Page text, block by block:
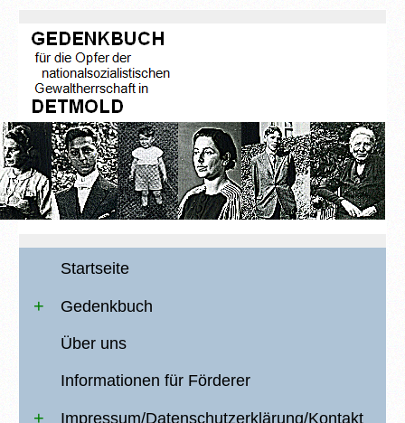
Startseite
Gedenkbuch
Über uns
Informationen für Förderer
Impressum/Datenschutzerklärung/Kontakt